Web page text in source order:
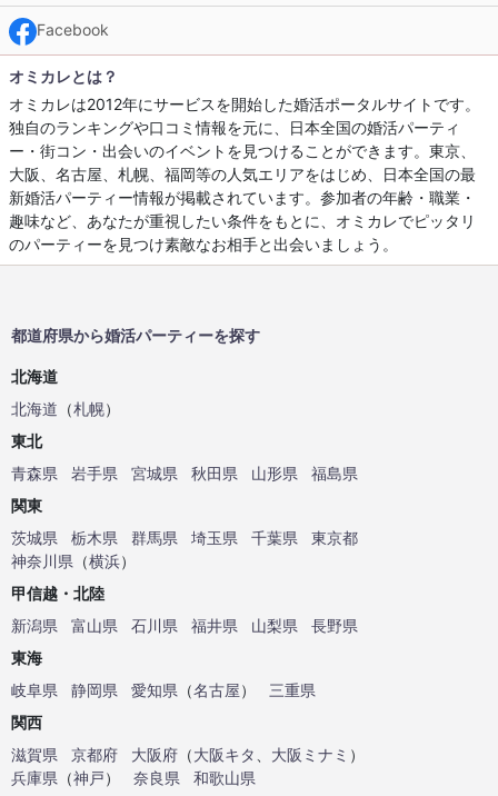
Facebook
オミカレとは？
オミカレは2012年にサービスを開始した婚活ポータルサイトです。
独自のランキングや口コミ情報を元に、日本全国の婚活パーティ
ー・街コン・出会いのイベントを見つけることができます。東京、
大阪、名古屋、札幌、福岡等の人気エリアをはじめ、日本全国の最
新婚活パーティー情報が掲載されています。参加者の年齢・職業・
趣味など、あなたが重視したい条件をもとに、オミカレでピッタリ
のパーティーを見つけ素敵なお相手と出会いましょう。
都道府県から婚活パーティーを探す
北海道
北海道 （札幌）
東北
青森県
岩手県 宮城県 秋田県 山形県
福島県
関東
茨城県
栃木県 群馬県 埼玉県 千葉県
東京都
神奈川県 （横浜）
甲信越・北陸
新潟県
富山県 石川県 福井県 山梨県
長野県
東海
岐阜県
静岡県 愛知県 （名古屋）
三重県
関西
滋賀県
京都府 大阪府 （大阪キタ 大阪ミナミ ）
兵庫県 （神戸） 奈良県
和歌山県